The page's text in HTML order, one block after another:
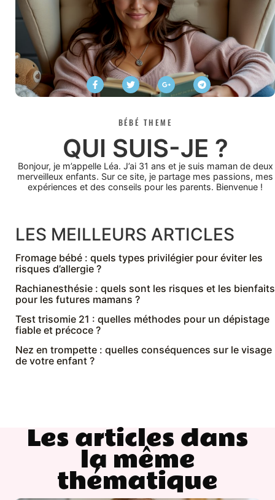
BÉBÉ THEME
QUI SUIS-JE ?
Bonjour, je m’appelle Léa. J’ai 31 ans et je suis maman de deux
merveilleux enfants. Sur ce site, je partage mes passions, mes
expériences et des conseils pour les parents. Bienvenue !
LES MEILLEURS ARTICLES
Fromage bébé : quels types privilégier pour éviter les
risques d’allergie ?
Rachianesthésie : quels sont les risques et les bienfaits
pour les futures mamans ?
Test trisomie 21 : quelles méthodes pour un dépistage
fiable et précoce ?
Nez en trompette : quelles conséquences sur le visage
de votre enfant ?
Les articles dans
la même
thématique